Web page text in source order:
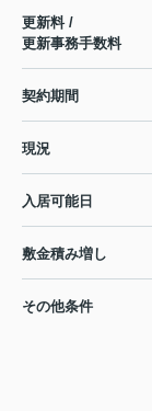
更新料 /
更新事務手数料
契約期間
現況
入居可能日
敷金積み増し
その他条件